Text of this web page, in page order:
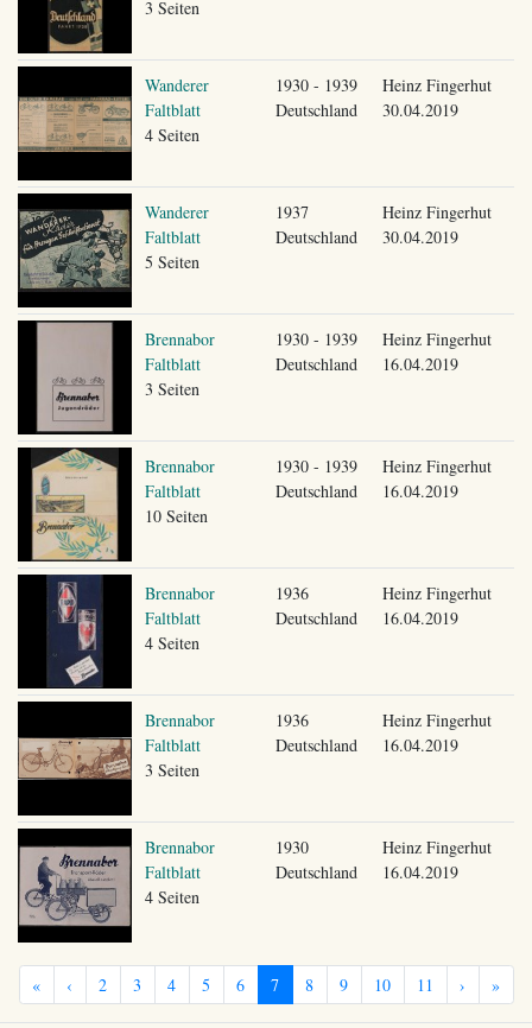
3 Seiten
Wanderer
Faltblatt
4 Seiten
1930 - 1939
Deutschland
Heinz Fingerhut
30.04.2019
Wanderer
Faltblatt
5 Seiten
1937
Deutschland
Heinz Fingerhut
30.04.2019
Brennabor
Faltblatt
3 Seiten
1930 - 1939
Deutschland
Heinz Fingerhut
16.04.2019
Brennabor
Faltblatt
10 Seiten
1930 - 1939
Deutschland
Heinz Fingerhut
16.04.2019
Brennabor
Faltblatt
4 Seiten
1936
Deutschland
Heinz Fingerhut
16.04.2019
Brennabor
Faltblatt
3 Seiten
1936
Deutschland
Heinz Fingerhut
16.04.2019
Brennabor
Faltblatt
4 Seiten
1930
Deutschland
Heinz Fingerhut
16.04.2019
« ‹ 2 3 4 5 6 7 8 9 10 11 › »